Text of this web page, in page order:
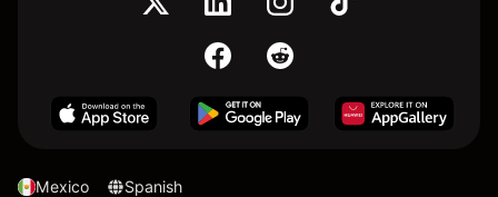
Mexico Spanish